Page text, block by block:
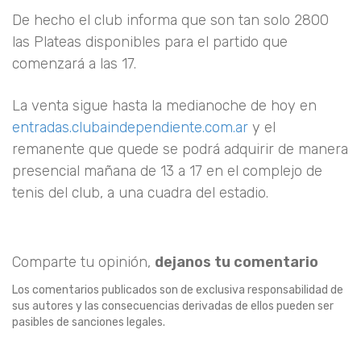
De hecho el club informa que son tan solo 2800
las Plateas disponibles para el partido que
comenzará a las 17.
La venta sigue hasta la medianoche de hoy en
entradas.clubaindependiente.com.ar y el
remanente que quede se podrá adquirir de manera
presencial mañana de 13 a 17 en el complejo de
tenis del club, a una cuadra del estadio.
Comparte tu opinión, dejanos tu comentario
Los comentarios publicados son de exclusiva responsabilidad de
sus autores y las consecuencias derivadas de ellos pueden ser
pasibles de sanciones legales.